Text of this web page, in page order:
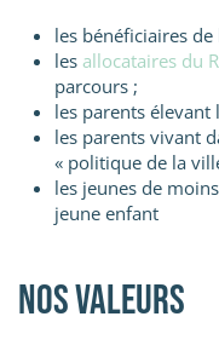
les bénéficiaires
les allocataires du
parcours ;
les parents élevant
les parents vivant
« politique de la
les jeunes de
jeune enfant
Nos valeurs